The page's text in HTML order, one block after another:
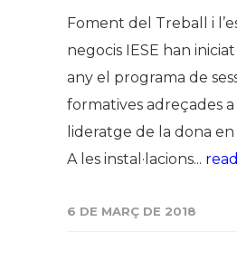
Foment del Treball i
negocis IESE han
any el programa de
formatives adreçades a
lideratge de la dona en
A les instal·lacions...
6 DE MARÇ DE 2018